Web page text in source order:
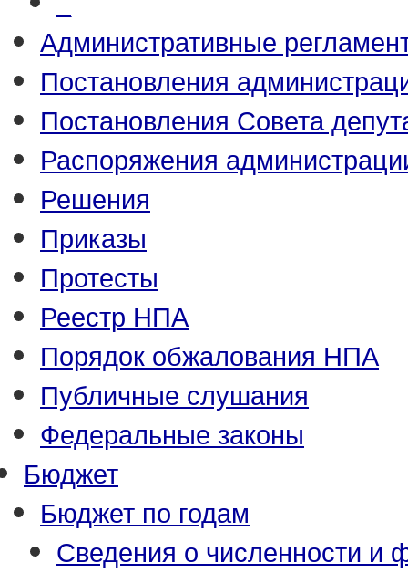
Административные
Постановления
Постановления Совета
Распоряжения
Решения
Приказы
Протесты
Реестр НПА
Порядок обжалования НПА
Публичные слушания
Федеральные законы
Бюджет
Бюджет по годам
Сведения о численности и